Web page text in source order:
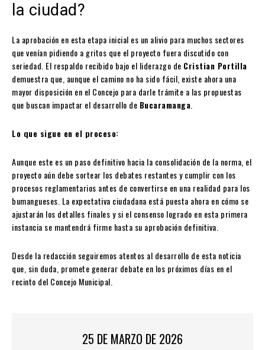
la ciudad?
La aprobación en esta etapa inicial es un alivio para muchos sectores
que venían pidiendo a gritos que el proyecto fuera discutido con
seriedad. El respaldo recibido bajo el liderazgo de Cristian Portilla
demuestra que, aunque el camino no ha sido fácil, existe ahora una
mayor disposición en el Concejo para darle trámite a las propuestas
que buscan impactar el desarrollo de Bucaramanga
Lo que sigue en el proceso:
Aunque este es un paso definitivo hacia la consolidación de la norma, el
proyecto aún debe sortear los debates restantes y cumplir con los
procesos reglamentarios antes de convertirse en una realidad para los
bumangueses. La expectativa ciudadana está puesta ahora en cómo se
ajustarán los detalles finales y si el consenso logrado en esta primera
instancia se mantendrá firme hasta su aprobación definitiva.
Desde la redacción seguiremos atentos al desarrollo de esta noticia
que, sin duda, promete generar debate en los próximos días en el
recinto del Concejo Municipal.
25 DE MARZO DE 2026